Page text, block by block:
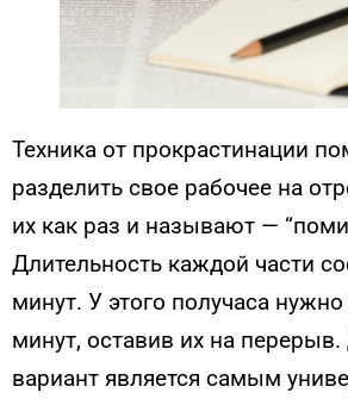
Техника от прокрастинации
разделить свое рабочее на
их как раз и называют —
Длительность каждой части
минут. У этого получаса нужно
минут, оставив их на
вариант является самым